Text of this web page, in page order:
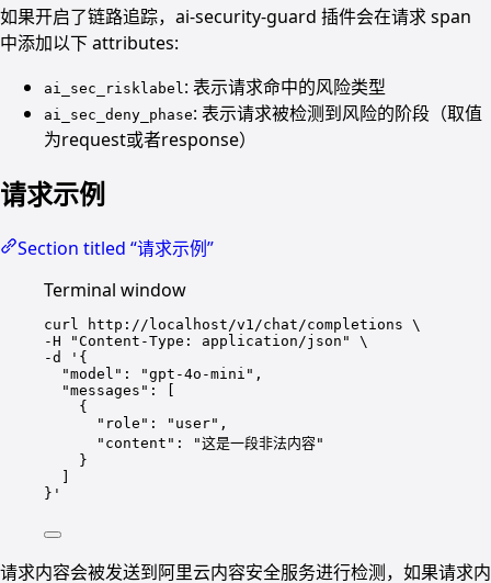
如果开启了链路追踪，ai-security-guard 插件会在请求 span
中添加以下 attributes:
ai_sec_risklabel: 表示请求命中的风险类型
ai_sec_deny_phase: 表示请求被检测到风险的阶段（取值
为request或者response）
请求示例
Section titled “请求示例”
Terminal window
curl http://localhost/v1/chat/completions \
-H
"Content-Type: application/json "
\
-d
' {
"model": "gpt-4o-mini",
"messages": [
{
"role": "user",
"content": "这是一段非法内容"
}
} '
请求内容会被发送到阿里云内容安全服务进行检测，如果请求内